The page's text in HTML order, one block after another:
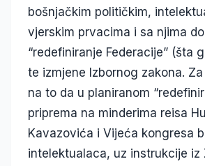
bošnjačkim političkim,
vjerskim prvacima i sa njima
“redefiniranje Federacije” (šta
te izmjene Izbornog zakona.
na to da u planiranom
priprema na minderima reisa
Kavazovića i Vijeća kongresa
intelektualaca, uz instrukcije iz